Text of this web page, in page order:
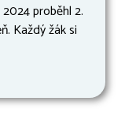
proběhl 2.
Každý žák si